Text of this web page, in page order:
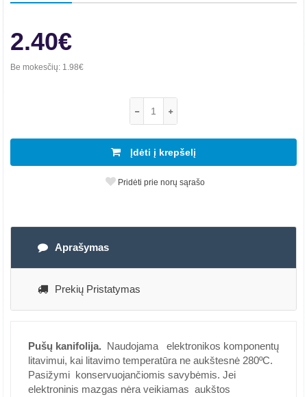
2.40€
Be mokesčių: 1.98€
Įdėti į krepšelį
Pridėti prie norų sąrašo
Aprašymas
Prekių Pristatymas
Pušų kanifolija. Naudojama elektronikos komponentų
litavimui, kai litavimo temperatūra ne aukštesnė 280ºC.
Pasižymi konservuojančiomis savybėmis. Jei
elektroninis mazgas nėra veikiamas aukštos